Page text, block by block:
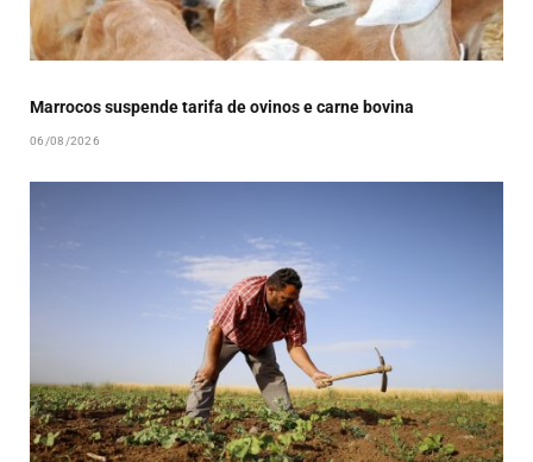
Marrocos suspende tarifa de ovinos e carne bovina
06/08/2026